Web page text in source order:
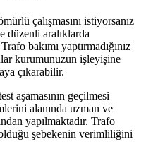
çalışmasını istiyorsanız
düzenli aralıklarda
bakımı yaptırmadığınız
kurumunuzun işleyişine
çıkarabilir.
aşamasının geçilmesi
alanında uzman ve
yapılmaktadır. Trafo
olduğu şebekenin verimliliğini